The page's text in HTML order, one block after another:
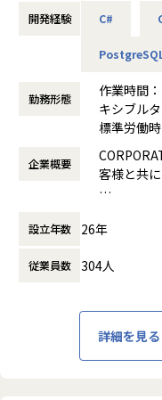
多くの方のライフスタ
私たちが目指す未来の実
運営サービス
・デリッシュキッチン
- 「だれでもおいしく簡
・retail HUB
- 「小売業が新しい買い
す
・トモニテ（旧
- 「子育てを通じて、人
界を実現する」をミッ
・MOMENTH
- 「熱狂を、仕掛ける。
◎技術的裁量を持ち、プ
プロダクト横断で関わ
ありません。AI活用や共
を自ら提案・リードでき
◎「DevEx（開発者体験
開発者のペインポイン
やすい」環境を作るこ
当社の主力プロダクト「
ことで成長してきまし
信頼・高効率な共通基
単なる「守りのインフ
技術などを即座にプロ
と。そして、エンジニ
な開発者体験（DevEx）
■具体的な業務内容
∟要件定義から基本設計
上流から下流まで一貫
保において幅広い経験
※各種認証端末（ICカ
クトップアプリおよび
・保守対応
∟社内のテクニカルサポ
またサポートメンバー
「改善要望」を定期的
トや機能改善の企画に反
・社内外との調整業務
連携していきます。
協力会社に対しては、
開発経験 C#
勤務形態
作業時間
キシブル
標準労働時間：160
働き方：
時間外労
企業概要
客様と共に
勤怠管理
ト」に紐
的業務への
設立年数 26年
従業員数 304人
詳細を見る